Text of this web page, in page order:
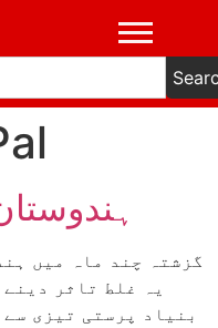
گزشتہ چند ماہ میں
یہ غلط تاثر
بنیاد پرستی تیزی